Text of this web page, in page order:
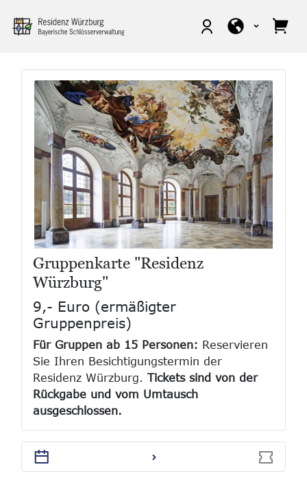
Gruppenkarte "Residenz
Würzburg"
9,- Euro (ermäßigter
Gruppenpreis)
Für Gruppen ab 15 Personen: Reservieren
Sie Ihren Besichtigungstermin der
Residenz Würzburg.Tickets sind von der
Rückgabe und vom Umtausch
ausgeschlossen.